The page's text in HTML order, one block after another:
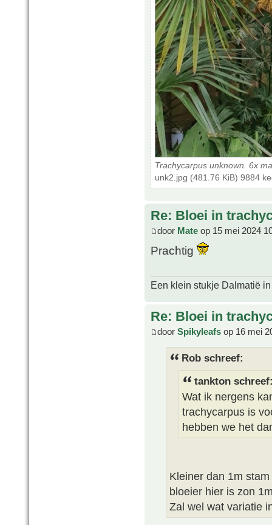
Trachycarpus unknown. 6x
unk2.jpg (481.76 KiB) 9884
Re: Bloei in
door Mate op 15 mei 2024
Prachtig
Een klein stukje Dalmatië
Re: Bloei in
door Spikyleafs op 16 mei
Rob schreef:
tankton
Wat ik nergens
trachycarpus is
hebben we het
Kleiner dan 1m
bloeier hier is zon
Zal wel wat variatie